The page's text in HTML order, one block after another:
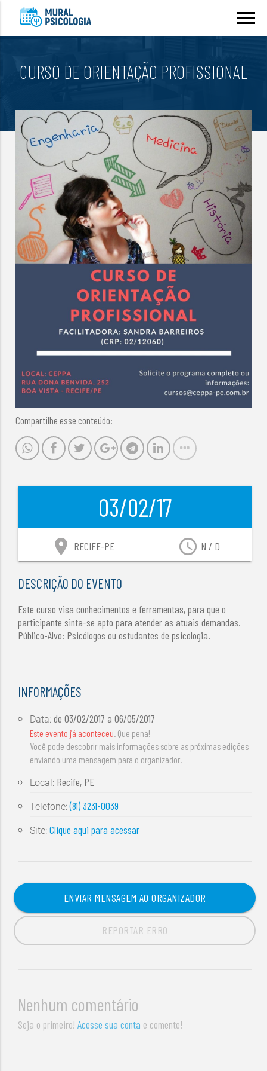
menu
CURSO DE ORIENTAÇÃO PROFISSIONAL
Compartilhe esse conteúdo:
03/02/17
access_time N / D
location_on RECIFE-PE
DESCRIÇÃO DO EVENTO
Este curso visa conhecimentos e ferramentas, para que o
participante sinta-se apto para atender as atuais demandas.
Público-Alvo: Psicólogos ou estudantes de psicologia.
INFORMAÇÕES
Data:de03/02/2017 a06/05/2017
Este evento já aconteceu. Que pena!
Você pode descobrir mais informações sobre as próximas edições
enviando uma mensagem para o organizador.
Local: Recife, PE
Telefone:(81) 3231-0039
Site:Clique aqui para acessar
ENVIAR MENSAGEM AO ORGANIZADOR
REPORTAR ERRO
Nenhum comentário
Seja o primeiro!Acesse sua conta e comente!